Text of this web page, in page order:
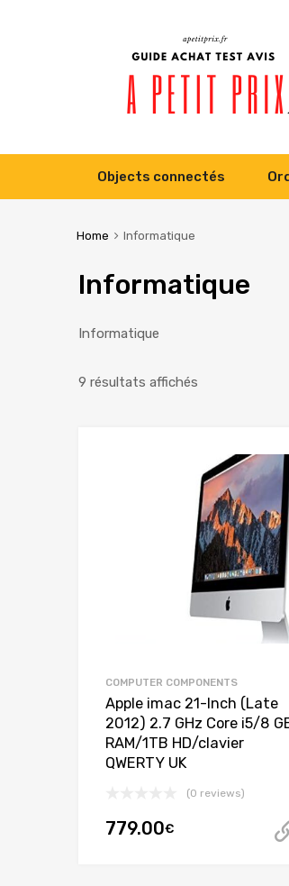
Objects connectés
Home Informatique
Informatique
Informatique
9 résultats affichés
COMPUTER COMPONENTS
Apple imac 21-Inch (Late
2012) 2.7 GHz Core i5/8
RAM/1TB HD/clavier
QWERTY UK
(0 reviews)
779.00€